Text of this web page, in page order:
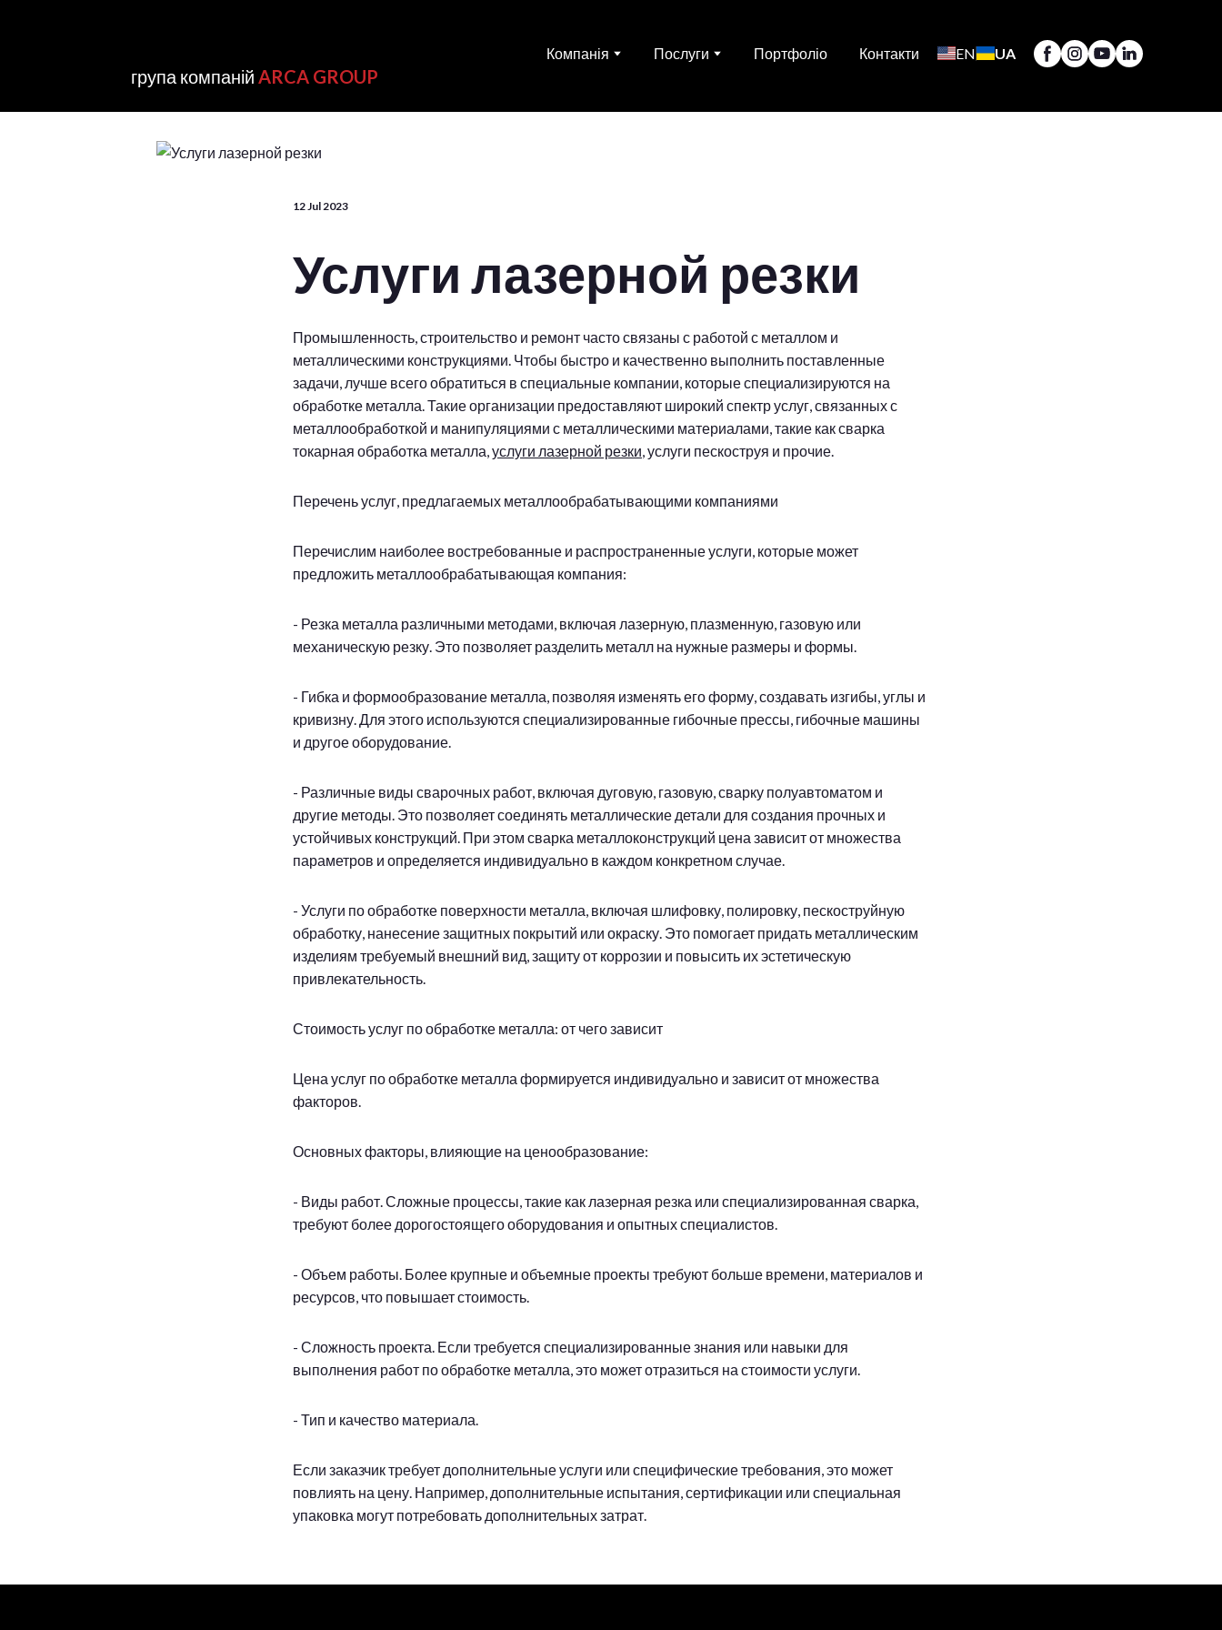
група компаній ARCA GROUP
Компанія Послуги Портфоліо Контакти EN UA
12 Jul 2023
Услуги лазерной резки
Промышленность, строительство и ремонт часто связаны с работой с металлом и
металлическими конструкциями. Чтобы быстро и качественно выполнить поставленные
задачи, лучше всего обратиться в специальные компании, которые специализируются на
обработке металла. Такие организации предоставляют широкий спектр услуг, связанных с
металлообработкой и манипуляциями с металлическими материалами, такие как сварка
токарная обработка металла, услуги лазерной резки , услуги пескоструя и прочие.
Перечень услуг, предлагаемых металлообрабатывающими компаниями
Перечислим наиболее востребованные и распространенные услуги, которые может
предложить металлообрабатывающая компания:
- Резка металла различными методами, включая лазерную, плазменную, газовую или
механическую резку. Это позволяет разделить металл на нужные размеры и формы.
- Гибка и формообразование металла, позволяя изменять его форму, создавать изгибы, углы и
кривизну. Для этого используются специализированные гибочные прессы, гибочные машины
и другое оборудование.
- Различные виды сварочных работ, включая дуговую, газовую, сварку полуавтоматом и
другие методы. Это позволяет соединять металлические детали для создания прочных и
устойчивых конструкций. При этом сварка металлоконструкций цена зависит от множества
параметров и определяется индивидуально в каждом конкретном случае.
- Услуги по обработке поверхности металла, включая шлифовку, полировку, пескоструйную
обработку, нанесение защитных покрытий или окраску. Это помогает придать металлическим
изделиям требуемый внешний вид, защиту от коррозии и повысить их эстетическую
привлекательность.
Стоимость услуг по обработке металла: от чего зависит
Цена услуг по обработке металла формируется индивидуально и зависит от множества
факторов.
Основных факторы, влияющие на ценообразование:
- Виды работ. Сложные процессы, такие как лазерная резка или специализированная сварка,
требуют более дорогостоящего оборудования и опытных специалистов.
- Объем работы. Более крупные и объемные проекты требуют больше времени, материалов и
ресурсов, что повышает стоимость.
- Сложность проекта. Если требуется специализированные знания или навыки для
выполнения работ по обработке металла, это может отразиться на стоимости услуги.
- Тип и качество материала.
Если заказчик требует дополнительные услуги или специфические требования, это может
повлиять на цену. Например, дополнительные испытания, сертификации или специальная
упаковка могут потребовать дополнительных затрат.